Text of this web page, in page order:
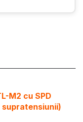
M2 cu SPD